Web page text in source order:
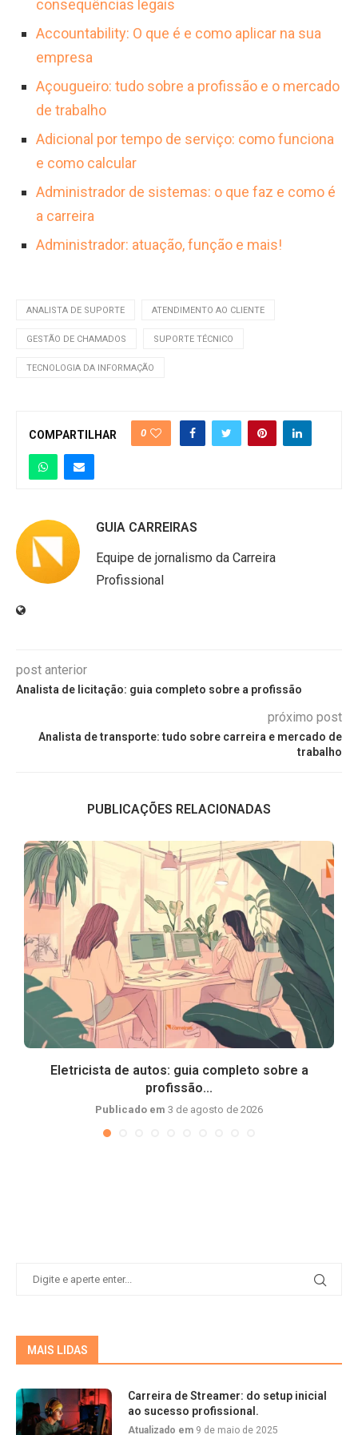
consequências legais
Accountability: O que é e como aplicar na sua
empresa
Açougueiro: tudo sobre a profissão e o mercado
de trabalho
Adicional por tempo de serviço: como funciona
e como calcular
Administrador de sistemas: o que faz e como é
a carreira
Administrador: atuação, função e mais!
ANALISTA DE SUPORTE ATENDIMENTO AO CLIENTE
GESTÃO DE CHAMADOS SUPORTE TÉCNICO
TECNOLOGIA DA INFORMAÇÃO
COMPARTILHAR 0
GUIA CARREIRAS
Equipe de jornalismo da Carreira
Profissional
post anterior
Analista de licitação: guia completo sobre a profissão
próximo post
Analista de transporte: tudo sobre carreira e mercado de
trabalho
PUBLICAÇÕES RELACIONADAS
Eletricista de autos: guia completo sobre a
profissão...
Publicado em 3 de agosto de 2026
MAIS LIDAS
Carreira de Streamer: do setup inicial
ao sucesso profissional.
Atualizado em 9 de maio de 2025